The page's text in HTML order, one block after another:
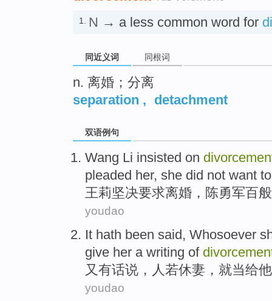
1. N → a less common word for
同近义词 同根词
n. 离婚；分离
separation , detachment
双语例句
Wang Li insisted on
pleaded her, she did not want
王莉坚决要求离婚 ，陈勇军百般
youdao
It hath been said, Whosoever
give her a writing of
又 有话说，人 若休妻 ， 就当给他
youdao